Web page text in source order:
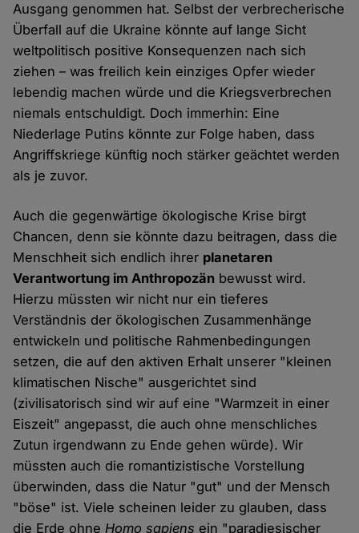
Ausgang genommen hat. Selbst der verbrecherische
Überfall auf die Ukraine könnte auf lange Sicht
weltpolitisch positive Konsequenzen nach sich
ziehen – was freilich kein einziges Opfer wieder
lebendig machen würde und die Kriegsverbrechen
niemals entschuldigt. Doch immerhin: Eine
Niederlage Putins könnte zur Folge haben, dass
Angriffskriege künftig noch stärker geächtet werden
als je zuvor.
Auch die gegenwärtige ökologische Krise birgt
Chancen, denn sie könnte dazu beitragen, dass die
Menschheit sich endlich ihrer planetaren
Verantwortung im Anthropozän bewusst wird.
Hierzu müssten wir nicht nur ein tieferes
Verständnis der ökologischen Zusammenhänge
entwickeln und politische Rahmenbedingungen
setzen, die auf den aktiven Erhalt unserer "kleinen
klimatischen Nische" ausgerichtet sind
(zivilisatorisch sind wir auf eine "Warmzeit in einer
Eiszeit" angepasst, die auch ohne menschliches
Zutun irgendwann zu Ende gehen würde). Wir
müssten auch die romantizistische Vorstellung
überwinden, dass die Natur "gut" und der Mensch
"böse" ist. Viele scheinen leider zu glauben, dass
die Erde ohneHomo sapiens ein "paradiesischer